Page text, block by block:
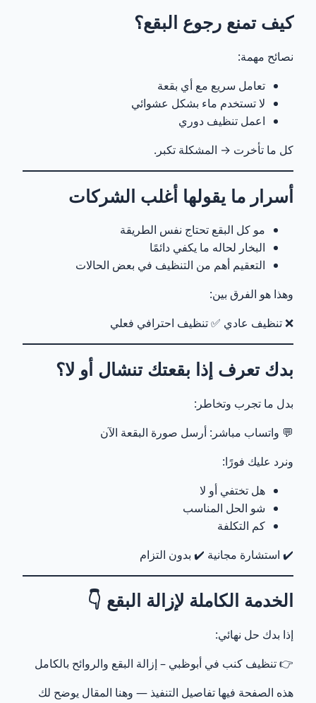
كيف تمنع رجوع البقع؟
نصائح مهمة:
تعامل سريع مع أي بقعة
لا تستخدم ماء بشكل عشوائي
اعمل تنظيف دوري
كل ما تأخرت → المشكلة تكبر.
أسرار ما يقولها أغلب الشركات
مو كل البقع تحتاج نفس الطريقة
البخار لحاله ما يكفي دائمًا
التعقيم أهم من التنظيف في بعض الحالات
وهذا هو الفرق بين:
❌ تنظيف عادي ✅ تنظيف احترافي فعلي
بدك تعرف إذا بقعتك تنشال أو لا؟
بدل ما تجرب وتخاطر:
💬 واتساب مباشر: أرسل صورة البقعة الآن
ونرد عليك فورًا:
هل تختفي أو لا
شو الحل المناسب
كم التكلفة
✔️ استشارة مجانية ✔️ بدون التزام
الخدمة الكاملة لإزالة البقع 👇
إذا بدك حل نهائي:
👉تنظيف كنب في أبوظبي – إزالة البقع والروائح بالكامل
هذه الصفحة فيها تفاصيل التنفيذ — وهنا المقال يوضح لك